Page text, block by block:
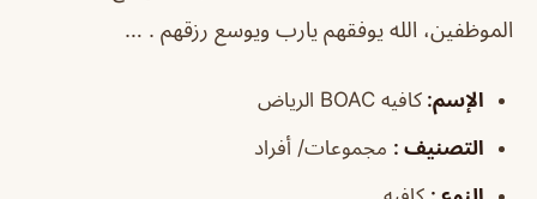
الموظفين، الله يوفقهم يارب ويوسع رزقهم . …
الإسم: كافيه BOAC الرياض
التصنيف : مجموعات/ أفراد